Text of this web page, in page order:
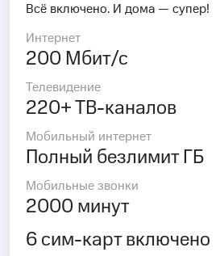
Всё включено. И дома — супер!
Интернет
200 Мбит/с
Телевидение
220+ ТВ-каналов
Мобильный интернет
Полный безлимит ГБ
Мобильные звонки
2000 минут
6 сим-карт включено